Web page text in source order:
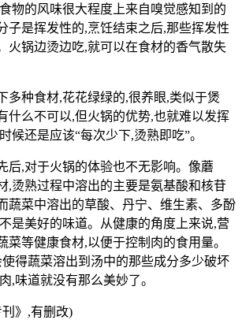
物的风味很大程度上来自嗅觉感知到的
子是挥发性的,烹饪结束之后,那些挥发性
火锅边烫边吃,就可以在食材的香气散失
种食材,花花绿绿的,很养眼,类似于煲
什么不可以,但火锅的优势,也就难以发挥
候还是应该“每次少下,烫熟即吃”。
,对于火锅的体验也不无影响。像蘑
,烫熟过程中溶出的主要是氨基酸和核苷
蔬菜中溶出的草酸、丹宁、维生素、多酚
是美好的味道。从健康的角度上来说,营
菜等健康食材,以便于控制肉的食用量。
得蔬菜溶出到汤中的那些成分多少破坏
,味道就没有那么美妙了。
》,有删改)